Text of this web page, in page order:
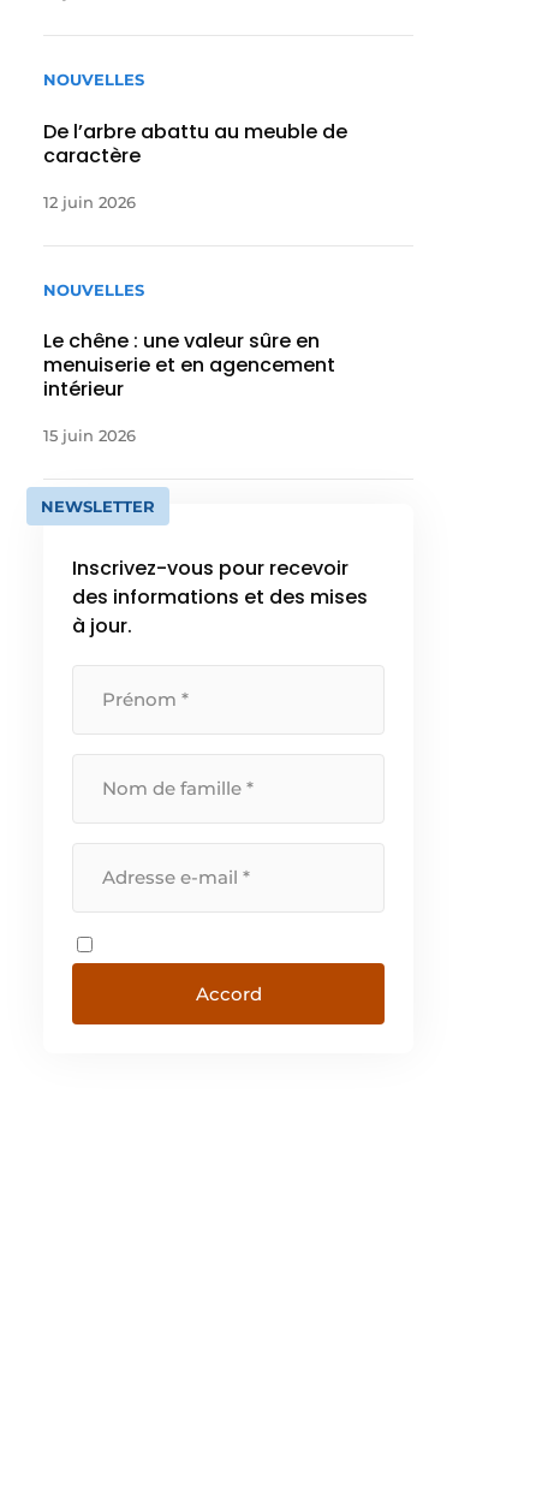
NOUVELLES
De l’arbre abattu au meuble de
caractère
12 juin 2026
NOUVELLES
Le chêne : une valeur sûre en
menuiserie et en agencement
intérieur
15 juin 2026
NEWSLETTER
Inscrivez-vous pour recevoir
des informations et des mises
à jour.
Accord